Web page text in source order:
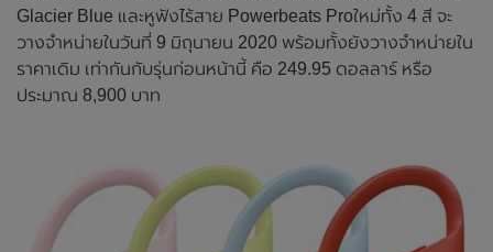
Glacier Blue และหูฟังไร้สาย Powerbeats Proใหม่ทั้ง 4 สี จะ
วางจำหน่ายในวันที่ 9 มิถุนายน 2020 พร้อมทั้งยังวางจำหน่ายใน
ราคาเดิม เท่ากันกับรุ่นก่อนหน้านี้ คือ 249.95 ดอลลาร์ หรือ
ประมาณ 8,900 บาท